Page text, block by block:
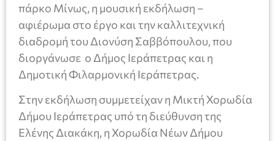
πάρκο Μίνως, η μουσική εκδήλωση –
αφιέρωμα στο έργο και την καλλιτεχνική
διαδρομή του Διονύση Σαββόπουλου, που
διοργάνωσε ο Δήμος Ιεράπετρας και η
Δημοτική Φιλαρμονική Ιεράπετρας.
Στην εκδήλωση συμμετείχαν η Μικτή Χορωδία
Δήμου Ιεράπετρας υπό τη διεύθυνση της
Ελένης Διακάκη, η Χορωδία Νέων Δήμου